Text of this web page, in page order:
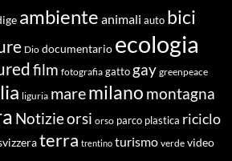
ambiente animali auto bici
Dio documentario ecologia
film fotografia gatto gay greenpeace
liguria maremilano montagna
Notizieorsi orso parco plastica riciclo
terra trentino turismo verde video